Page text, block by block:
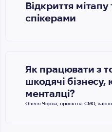
Відкриття
спікерами
Як працювати з
шкодячі бізнесу,
менталці?
Олеся Чорна, проєктна СМО,